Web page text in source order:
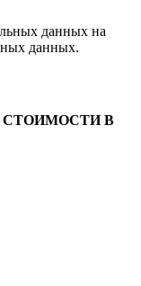
данных на
данных.
СТОИМОСТИ В